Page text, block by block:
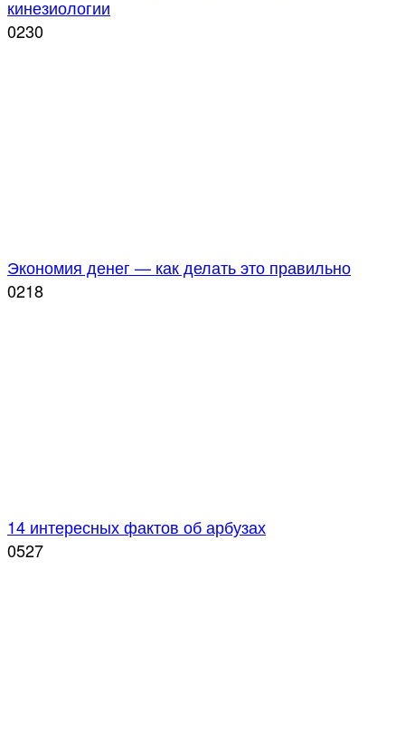
кинезиологии
0230
Экономия денег — как делать это правильно
0218
14 интересных фактов об арбузах
0527